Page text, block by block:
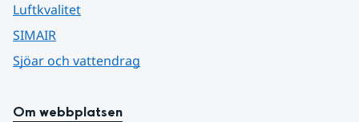
Luftkvalitet
SIMAIR
Sjöar och vattendrag
Om webbplatsen